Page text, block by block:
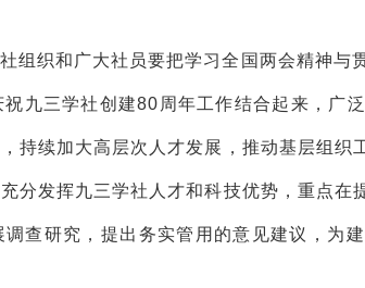
组织和广大社员要把学习全国两会精神与
九三学社创建80周年工作结合起来，广
持续加大高层次人才发展，推动基层组织
分发挥九三学社人才和科技优势，重点在
查研究，提出务实管用的意见建议，为